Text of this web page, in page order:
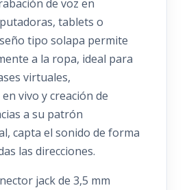
de voz en
tablets o
tipo solapa permite
a la ropa, ideal para
virtuales,
vivo y creación de
a su patrón
capta el sonido de forma
las direcciones.
jack de 3,5 mm